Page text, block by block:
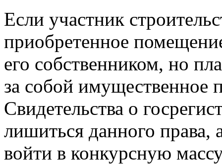
Если участник
приобретенное
его собственником, но
за собой имущественное
Свидетельства о
лишиться данного права,
войти в конкурсную